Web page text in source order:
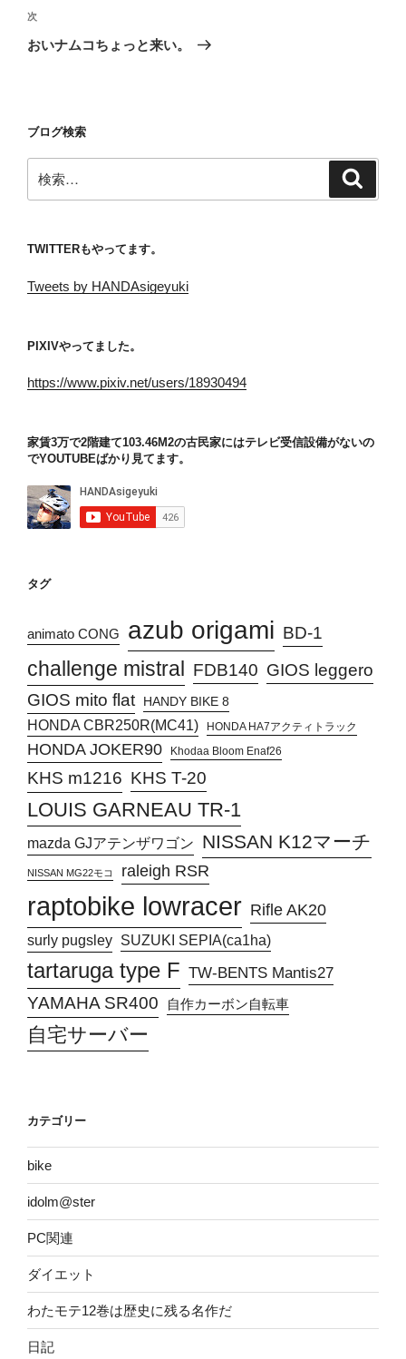
ビ
ゲ
ン
稿
次
の
次
おいナムコちょっと来い。
ブログ検索
索:
TWITTERもやってます。
Tweets by HANDAsigeyuki
PIXIVやってました。
https://www.pixiv.net/users/18930494
家賃3万で2階建て103.46M2の古民家にはテレビ受信設備がないの
でYOUTUBEばかり見てます。
タグ
animato CONG azub origami BD-1
challenge mistral FDB140 GIOS leggero
GIOS mito flat
HANDY BIKE 8
HONDA CBR250R(MC41) HONDA HA7アクティトラック
HONDA JOKER90 Khodaa Bloom Enaf26
KHS m1216 KHS T-20
LOUIS GARNEAU TR-1
mazda GJアテンザワゴン NISSAN K12マーチ
NISSAN MG22モコ raleigh RSR
raptobike lowracer Rifle AK20
surly pugsley SUZUKI SEPIA(ca1ha)
tartaruga type F TW-BENTS Mantis27
YAMAHA SR400 自作カーボン自転車
自宅サーバー
カテゴリー
bike
idolm@ster
PC関連
ダイエット
わたモテ12巻は歴史に残る名作だ
日記